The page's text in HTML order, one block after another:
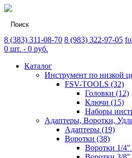
8 (383) 311-08-70 8 (983) 322-97-05
0 шт. - 0 руб.
Каталог
Инструмент по низкой
FSV-TOOLS (32)
Головки (12)
Ключи (15)
Наборы
Адаптеры, Воротки,
Адаптеры (19)
Воротки (38)
Воротки 1/4"